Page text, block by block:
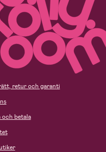
retur och garanti
och betala